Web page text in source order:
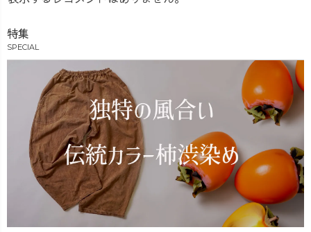
特集
SPECIAL